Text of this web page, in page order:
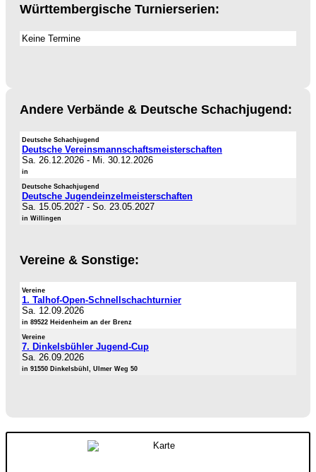
Württembergische Turnierserien:
Keine Termine
Andere Verbände & Deutsche Schachjugend:
Deutsche Schachjugend
Deutsche Vereinsmannschaftsmeisterschaften
Sa. 26.12.2026 - Mi. 30.12.2026
in
Deutsche Schachjugend
Deutsche Jugendeinzelmeisterschaften
Sa. 15.05.2027 - So. 23.05.2027
in Willingen
Vereine & Sonstige:
Vereine
1. Talhof-Open-Schnellschachturnier
Sa. 12.09.2026
in 89522 Heidenheim an der Brenz
Vereine
7. Dinkelsbühler Jugend-Cup
Sa. 26.09.2026
in 91550 Dinkelsbühl, Ulmer Weg 50